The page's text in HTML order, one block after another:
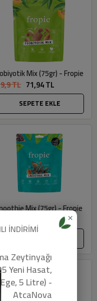
Mix (75gr) - Fropie
TL 71,94 TL
SEPETE EKLE
Mix (75gr) - Fropie
×
İNDİRİMİ
Zeytinyağı
Yeni Hasat,
5 Litre) -
AtcaNova